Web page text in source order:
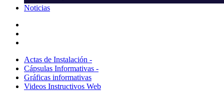
Noticias
Actas de Instalación -
Cápsulas Informativas -
Gráficas informativas
Videos Instructivos Web